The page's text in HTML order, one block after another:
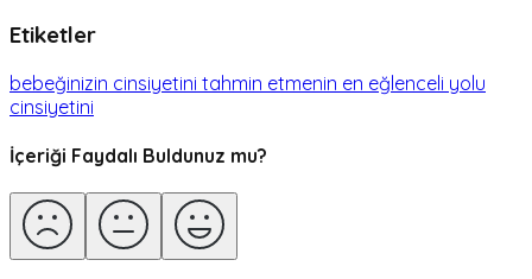
Etiketler
bebeğinizin cinsiyetini tahmin etmenin en eğlenceli yolu
cinsiyetini
İçeriği Faydalı Buldunuz mu?